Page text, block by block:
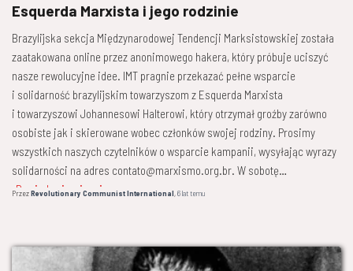
Esquerda Marxista i jego rodzinie
Brazylijska sekcja Międzynarodowej Tendencji Marksistowskiej została
zaatakowana online przez anonimowego hakera, który próbuje uciszyć
nasze rewolucyjne idee. IMT pragnie przekazać pełne wsparcie
i solidarność brazylijskim towarzyszom z Esquerda Marxista
i towarzyszowi Johannesowi Halterowi, który otrzymał groźby zarówno
osobiste jak i skierowane wobec członków swojej rodziny. Prosimy
wszystkich naszych czytelników o wsparcie kampanii, wysyłając wyrazy
solidarności na adres contato@marxismo.org.br. W sobotę
Dowiedz się więcej
PrzezRevolutionary Communist International,6 lattemu